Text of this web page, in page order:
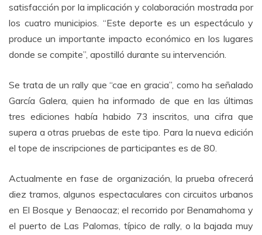
satisfacción por la implicación y colaboración mostrada por
los cuatro municipios. “Este deporte es un espectáculo y
produce un importante impacto económico en los lugares
donde se compite”, apostilló durante su intervención.
Se trata de un rally que “cae en gracia”, como ha señalado
García Galera, quien ha informado de que en las últimas
tres ediciones había habido 73 inscritos, una cifra que
supera a otras pruebas de este tipo. Para la nueva edición
el tope de inscripciones de participantes es de 80.
Actualmente en fase de organización, la prueba ofrecerá
diez tramos, algunos espectaculares con circuitos urbanos
en El Bosque y Benaocaz; el recorrido por Benamahoma y
el puerto de Las Palomas, típico de rally, o la bajada muy